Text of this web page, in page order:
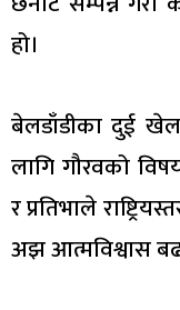
हो।
बेलडाँडीका दुई
लागि गौरवको
र प्रतिभाले
अझ आत्मविश्वास